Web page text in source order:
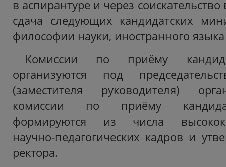
в аспирантуре и через
сдача следующих кандидатских
философии науки, иностранного
Комиссии по приёму
организуются под
(заместителя руководителя)
комиссии по приёму
формируются из числа
научно-педагогических кадров и
ректора.